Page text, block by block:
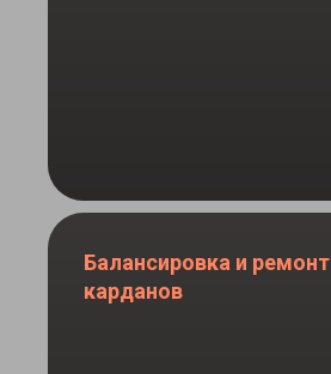
Балансировка и ремонт
карданов